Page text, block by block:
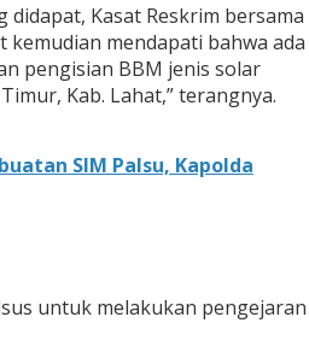
Kasat Reskrim bersama
mendapati bahwa ada
pengisian BBM jenis solar
Kab. Lahat,” terangnya.
SIM Palsu, Kapolda
untuk melakukan pengejaran